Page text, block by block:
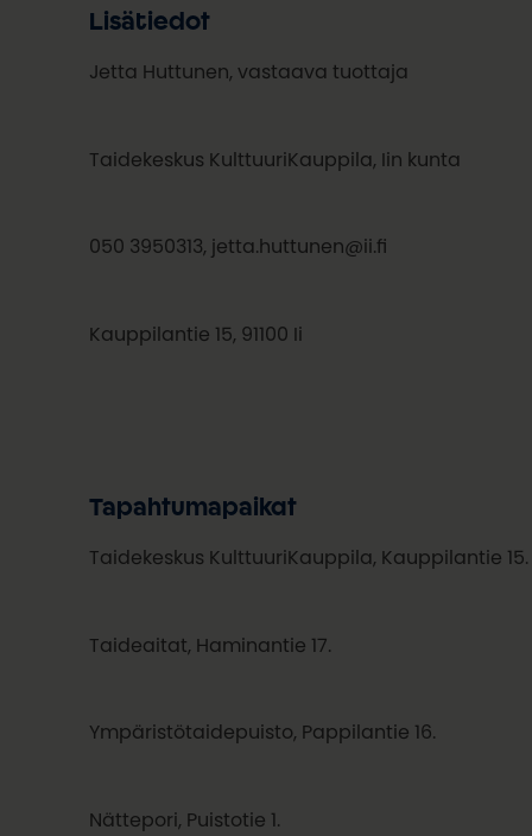
Lisätiedot
Jetta Huttunen, vastaava tuottaja
Taidekeskus KulttuuriKauppila, Iin kunta
050 3950313, jetta.huttunen@ii.fi
Kauppilantie 15, 91100 Ii
Tapahtumapaikat
Taidekeskus KulttuuriKauppila, Kauppilantie 15.
Taideaitat, Haminantie 17.
Ympäristötaidepuisto, Pappilantie 16.
Nättepori, Puistotie 1.